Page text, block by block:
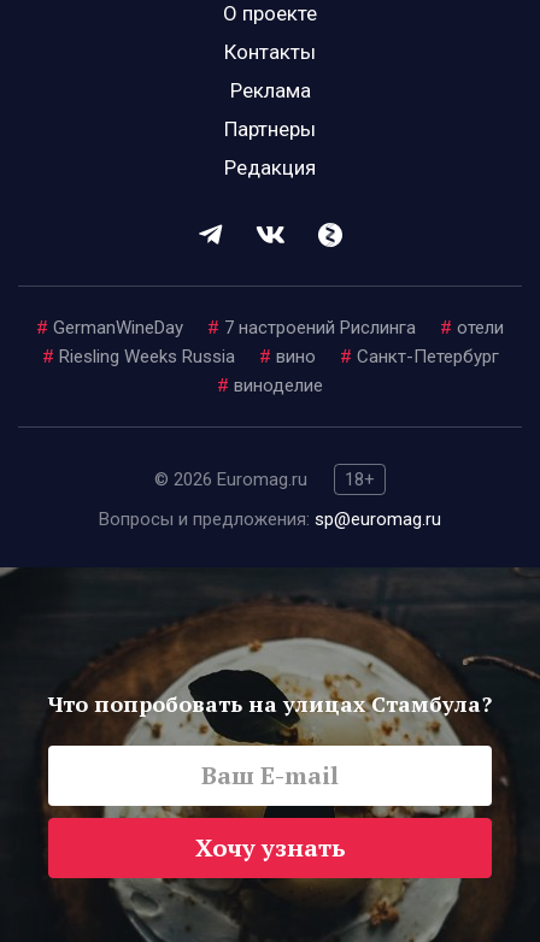
О проекте
Контакты
Реклама
Партнеры
Редакция
# GermanWineDay # 7 настроений Рислинга # отели
# Riesling Weeks Russia # вино # Санкт-Петербург
# виноделие
© 2026 Euromag.ru
18+
Вопросы и предложения: sp@euromag.ru
Что попробовать на улицах Стамбула?
Хочу узнать